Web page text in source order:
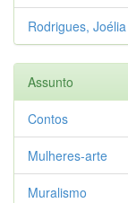
Rodrigues, Joélia
Assunto
Contos
Mulheres-arte
Muralismo